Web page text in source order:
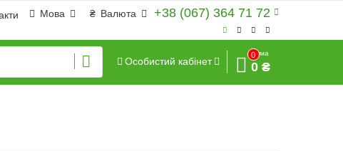
+38 (067) 364 71 72
₴ Валюта
Мова
Особистий кабінет
0
Сума
0 ₴